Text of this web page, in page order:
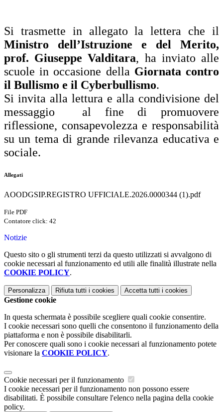
Si trasmette in allegato la lettera che il
Ministro dell’Istruzione e del Merito,
prof. Giuseppe Valditara, ha inviato alle
scuole in occasione della Giornata contro
il Bullismo e il Cyberbullismo.
Si invita alla lettura e alla condivisione del
messaggio al fine di promuovere
riflessione, consapevolezza e responsabilità
su un tema di grande rilevanza educativa e
sociale.
Allegati
AOODGSIP.REGISTRO UFFICIALE.2026.0000344 (1).pdf
File PDF
Contatore click: 42
Notizie
Questo sito o gli strumenti terzi da questo utilizzati si avvalgono di
cookie necessari al funzionamento ed utili alle finalità illustrate nella
COOKIE POLICY.
Personalizza Rifiuta tutti i cookies Accetta tutti i cookies
Gestione cookie
In questa schermata è possibile scegliere quali cookie consentire.
I cookie necessari sono quelli che consentono il funzionamento della
piattaforma e non è possibile disabilitarli.
Per conoscere quali sono i cookie necessari al funzionamento potete
visionare la COOKIE POLICY.
Cookie necessari per il funzionamento
I cookie necessari per il funzionamento non possono essere
disabilitati. È possibile consultare l'elenco nella pagina della cookie
policy.